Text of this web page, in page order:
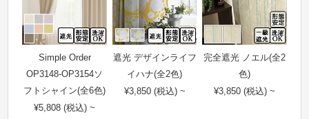
Simple Order
OP3148-OP3154ソ
フトシャイン(全6色)
¥5,808 (税込) ~
遮光 デザインライフ
イハナ(全2色)
¥3,850 (税込) ~
完全遮光 ノエル(全2
色)
¥3,850 (税込) ~